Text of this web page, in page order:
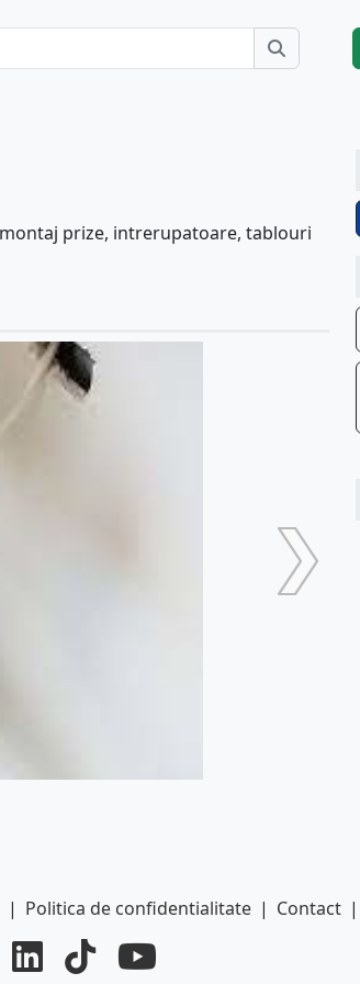
prize, intrerupatoare, tablouri
| Politica de confidentialitate | Contact |